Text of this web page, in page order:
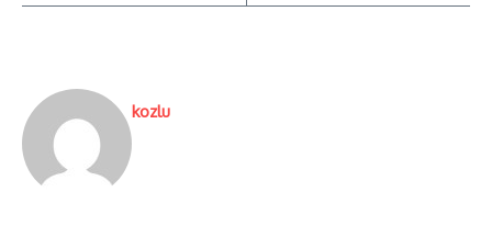
kozlu